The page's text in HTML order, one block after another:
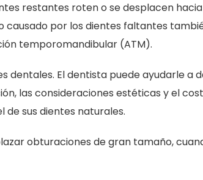
restantes roten o se desplacen
causado por los dientes faltantes
temporomandibular (ATM).
dentales. El dentista puede ayudarle a
las consideraciones estéticas y el
sus dientes naturales.
obturaciones de gran tamaño,